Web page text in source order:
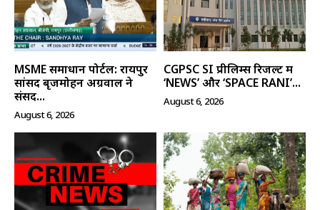
MSME समाधान पोर्टल: रायपुर
सांसद बृजमोहन अग्रवाल ने
संसद...
August 6, 2026
CGPSC SI प्रीलिम्स रिजल्ट में
‘NEWS’ और ‘SPACE RANI’...
August 6, 2026